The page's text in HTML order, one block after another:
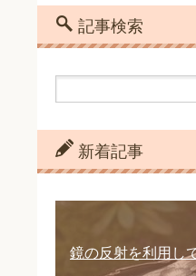
記事検索
新着記事
鏡の反射を利用